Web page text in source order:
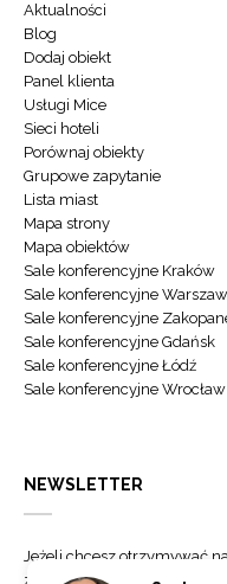
Aktualności
Blog
Dodaj obiekt
Panel klienta
Usługi Mice
Sieci hoteli
Porównaj obiekty
Grupowe zapytanie
Lista miast
Mapa strony
Mapa obiektów
Sale konferencyjne Kraków
Sale konferencyjne
Sale konferencyjne
Sale konferencyjne Gdańsk
Sale konferencyjne Łódź
Sale konferencyjne Wrocław
NEWSLETTER
Jeżeli chcesz otrzymywać
zapisz się do naszego